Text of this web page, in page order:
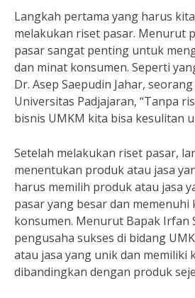
Langkah pertama yang harus
melakukan riset pasar. Menurut
pasar sangat penting untuk
dan minat konsumen. Seperti
Dr. Asep Saepudin Jahar,
Universitas Padjajaran, “Tanpa
bisnis UMKM kita bisa kesulitan
Setelah melakukan riset pasar,
menentukan produk atau jasa
harus memilih produk atau jasa
pasar yang besar dan memenuhi
konsumen. Menurut Bapak Irfan
pengusaha sukses di bidang
atau jasa yang unik dan memiliki
dibandingkan dengan produk